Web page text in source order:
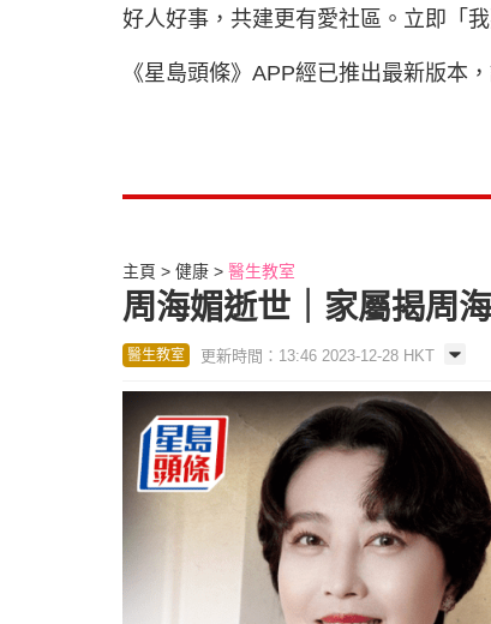
好人好事，共建更有愛社區。立即「
《星島頭條》APP經已推出最新版本
主頁 健康 醫生教室
周海媚逝世｜家屬揭周
醫生教室 更新時間：13:46 2023-12-28 HKT